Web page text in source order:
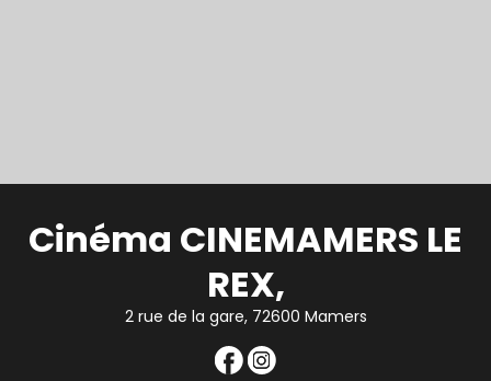
Cinéma CINEMAMERS LE
REX,
2 rue de la gare, 72600 Mamers